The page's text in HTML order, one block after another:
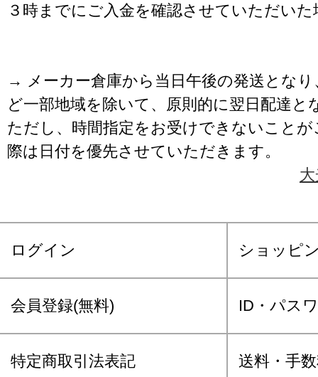
３時までにご入金を確認させていただいた
→ メーカー倉庫から当日午後の発送となり
ど一部地域を除いて、原則的に翌日配達と
ただし、時間指定をお受けできないこと
際は日付を優先させていただきます。
ログイン ショッピ
会員登録(無料) ID・パス
特定商取引法表記 送料・手